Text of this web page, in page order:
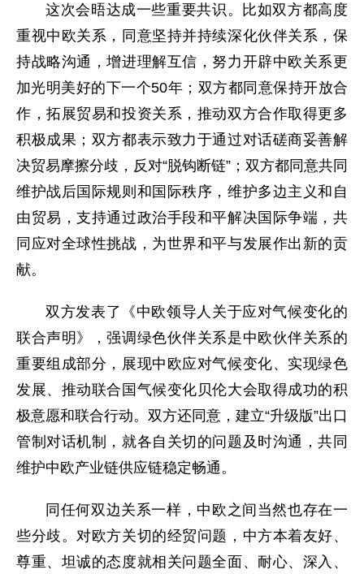
这次会晤达成一些重要共识。比如双方都高度
重视中欧关系，同意坚持并持续深化伙伴关系，保
持战略沟通，增进理解互信，努力开辟中欧关系更
加光明美好的下一个50年；双方都同意保持开放合
作，拓展贸易和投资关系，推动双方合作取得更多
积极成果；双方都表示致力于通过对话磋商妥善解
决贸易摩擦分歧，反对“脱钩断链”；双方都同意共同
维护战后国际规则和国际秩序，维护多边主义和自
由贸易，支持通过政治手段和平解决国际争端，共
同应对全球性挑战，为世界和平与发展作出新的贡
献。
双方发表了《中欧领导人关于应对气候变化的
联合声明》，强调绿色伙伴关系是中欧伙伴关系的
重要组成部分，展现中欧应对气候变化、实现绿色
发展、推动联合国气候变化贝伦大会取得成功的积
极意愿和联合行动。双方还同意，建立“升级版”出口
管制对话机制，就各自关切的问题及时沟通，共同
维护中欧产业链供应链稳定畅通。
同任何双边关系一样，中欧之间当然也存在一
些分歧。对欧方关切的经贸问题，中方本着友好、
尊重、坦诚的态度就相关问题全面、耐心、深入、